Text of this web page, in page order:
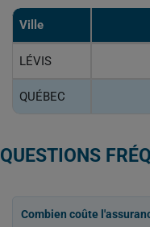
Ville
LÉVIS
QUÉBEC
QUESTIONS
Combien coûte